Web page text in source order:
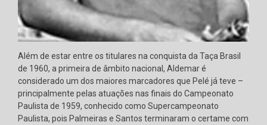
Além de estar entre os titulares na conquista da Taça Brasil
de 1960, a primeira de âmbito nacional, Aldemar é
considerado um dos maiores marcadores que Pelé já teve –
principalmente pelas atuações nas finais do Campeonato
Paulista de 1959, conhecido como Supercampeonato
Paulista, pois Palmeiras e Santos terminaram o certame com